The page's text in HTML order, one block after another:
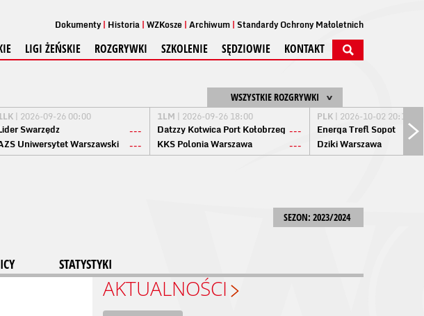
Dokumenty Historia WZKosze Archiwum Standardy Ochrony Małoletnich
LIGI ŻEŃSKIE ROZGRYWKI SZKOLENIE SĘDZIOWIE KONTAKT
WSZYSTKIE ROZGRYWKI
| 2026-09-26 00:00
Swarzędz
---
Uniwersytet Warszawski
---
1LM | 2026-09-26 18:00
Datzzy Kotwica Port Kołobrzeg ---
KKS Polonia Warszawa
---
PLK | 2026-10-02 20:15
Energa Trefl Sopot
Dziki Warszawa
SEZON: 2023/2024
STATYSTYKI
AKTUALNOŚCI